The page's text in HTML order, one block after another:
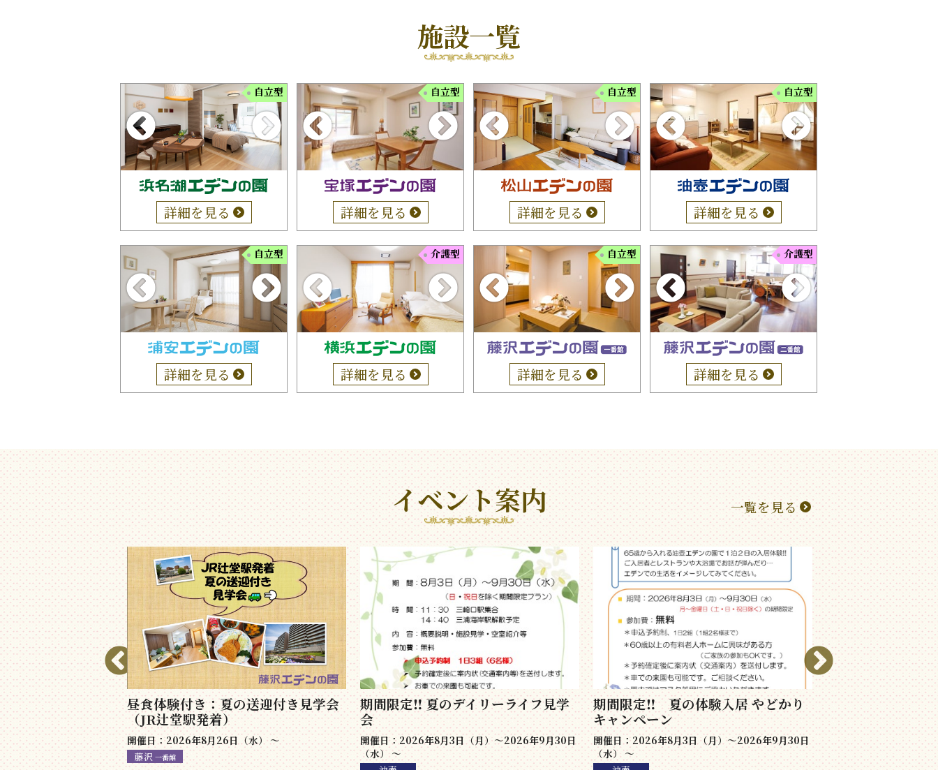
施設一覧
自立型
詳細を見る
自立型
詳細を見る
自立型
詳細を見る
自立型
詳細を見る
自立型
詳細を見る
介護型
詳細を見る
自立型
詳細を見る
介護型
詳細を見る
イベント案内
ーストステップ
水） 〜
昼食体験付き：夏の送迎付き見学会
（JR辻堂駅発着）
開催日：2026年8月26日（水） 〜
藤沢 一番館
期間限定‼ 夏のデイリーライフ見学
会
開催日：2026年8月3日（月）～2026年9月30日
（水） 〜
期間限定‼ 夏の体験入居 やどかり
キャンペーン
開催日：2026年8月3日（月）～2026年9月30日
（水） 〜
シニアの住まい
開催日：2026年10月4
松山
一覧を見る